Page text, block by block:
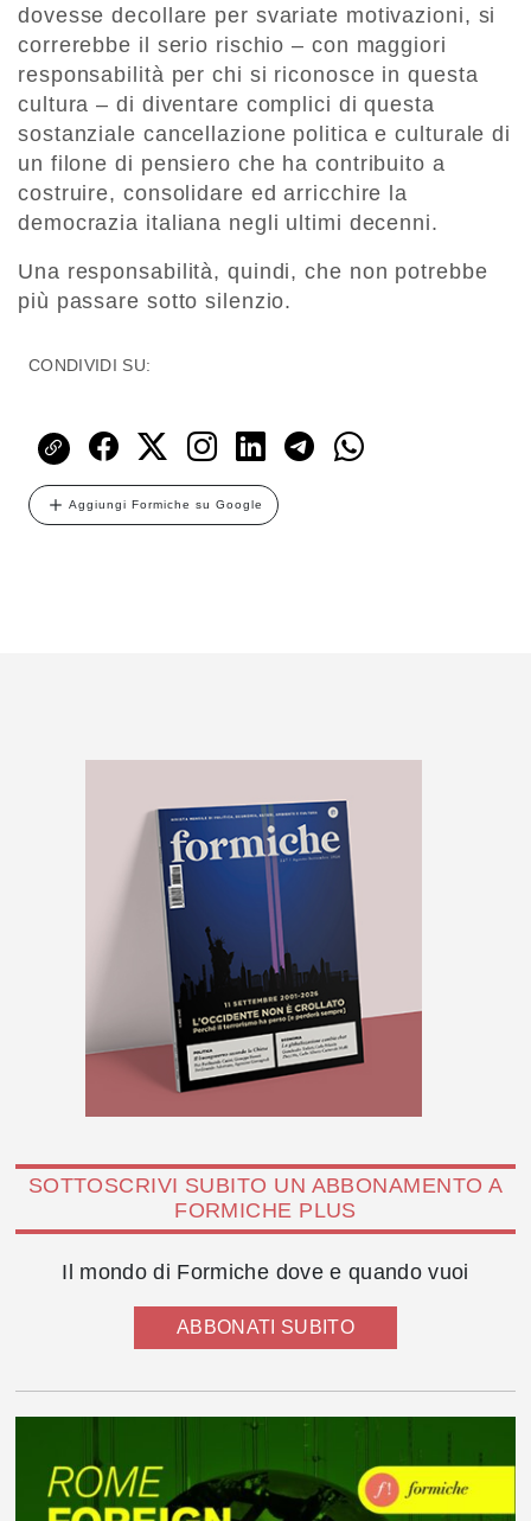
dovesse decollare per svariate motivazioni, si
correrebbe il serio rischio – con maggiori
responsabilità per chi si riconosce in questa
cultura – di diventare complici di questa
sostanziale cancellazione politica e culturale di
un filone di pensiero che ha contribuito a
costruire, consolidare ed arricchire la
democrazia italiana negli ultimi decenni.
Una responsabilità, quindi, che non potrebbe
più passare sotto silenzio.
CONDIVIDI SU:
Aggiungi Formiche su Google
SOTTOSCRIVI SUBITO UN ABBONAMENTO A
FORMICHE PLUS
Il mondo di Formiche dove e quando vuoi
ABBONATI SUBITO